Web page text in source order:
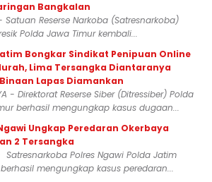
Bangkalan
- Satuan Reserse Narkoba (Satresnarkoba)
Polda Jawa Timur kembali...
Bongkar Sindikat Penipuan Online
Lima Tersangka Diantaranya
Lapas Diamankan
- Direktorat Reserse Siber (Ditressiber) Polda
berhasil mengungkap kasus dugaan...
Ungkap Peredaran Okerbaya
2 Tersangka
Satresnarkoba Polres Ngawi Polda Jatim
mengungkap kasus peredaran...